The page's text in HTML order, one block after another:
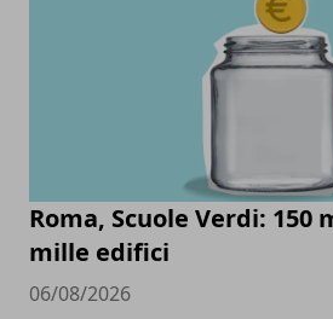
Roma, Scuole Verdi:
mille edifici
06/08/2026